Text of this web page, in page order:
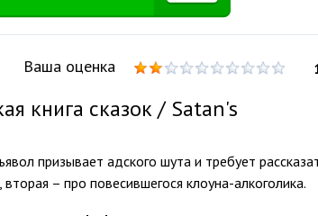
Ваша оценка
книга сказок / Satan's
призывает адского шута и требует
– про повесившегося клоуна-алкоголика.